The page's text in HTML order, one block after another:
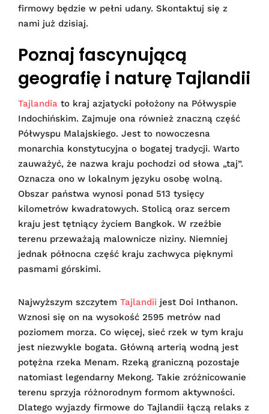
firmowy będzie w pełni udany. Skontaktuj się z
nami już dzisiaj.
Poznaj fascynującą
geografię i naturę Tajlandii
Tajlandia to kraj azjatycki położony na Półwyspie
Indochińskim. Zajmuje ona również znaczną część
Półwyspu Malajskiego. Jest to nowoczesna
monarchia konstytucyjna o bogatej tradycji. Warto
zauważyć, że nazwa kraju pochodzi od słowa „taj”.
Oznacza ono w lokalnym języku osobę wolną.
Obszar państwa wynosi ponad 513 tysięcy
kilometrów kwadratowych. Stolicą oraz sercem
kraju jest tętniący życiem Bangkok. W rzeźbie
terenu przeważają malownicze niziny. Niemniej
jednak północna część kraju zachwyca pięknymi
pasmami górskimi.
Najwyższym szczytem Tajlandii jest Doi Inthanon.
Wznosi się on na wysokość 2595 metrów nad
poziomem morza. Co więcej, sieć rzek w tym kraju
jest niezwykle bogata. Główną arterią wodną jest
potężna rzeka Menam. Rzeką graniczną pozostaje
natomiast legendarny Mekong. Takie zróżnicowanie
terenu sprzyja różnorodnym formom aktywności.
Dlatego wyjazdy firmowe do Tajlandii łączą relaks z